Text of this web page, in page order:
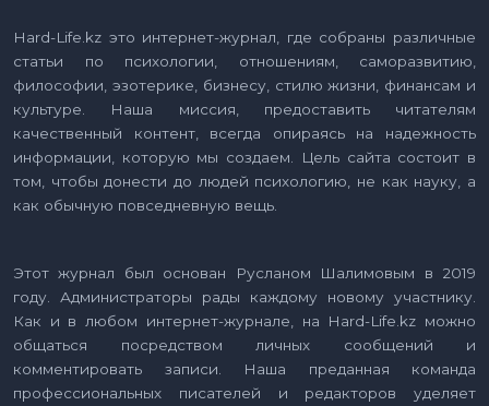
Hard-Life.kz это интернет-журнал, где собраны различные
статьи по психологии, отношениям, саморазвитию,
философии, эзотерике, бизнесу, стилю жизни, финансам и
культуре. Наша миссия, предоставить читателям
качественный контент, всегда опираясь на надежность
информации, которую мы создаем. Цель сайта состоит в
том, чтобы донести до людей психологию, не как науку, а
как обычную повседневную вещь.
Этот журнал был основан Русланом Шалимовым в 2019
году. Администраторы рады каждому новому участнику.
Как и в любом интернет-журнале, на Hard-Life.kz можно
общаться посредством личных сообщений и
комментировать записи. Наша преданная команда
профессиональных писателей и редакторов уделяет